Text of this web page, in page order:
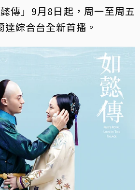
傳」9月8日起，周一至周五
綜合台全新首播。